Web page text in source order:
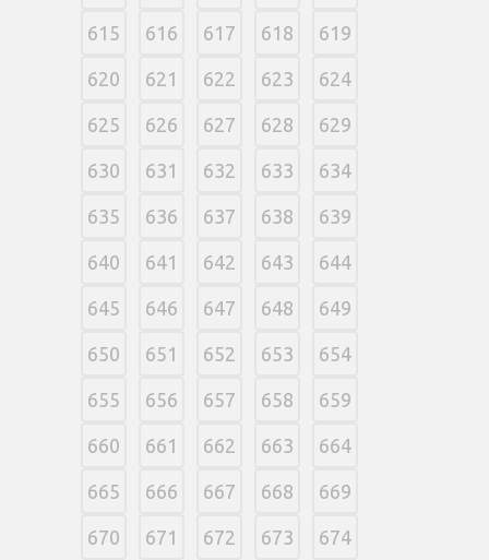
615 616 617 618 619
620 621 622 623 624
625 626 627 628 629
630 631 632 633 634
635 636 637 638 639
640 641 642 643 644
645 646 647 648 649
650 651 652 653 654
655 656 657 658 659
660 661 662 663 664
665 666 667 668 669
670 671 672 673 674